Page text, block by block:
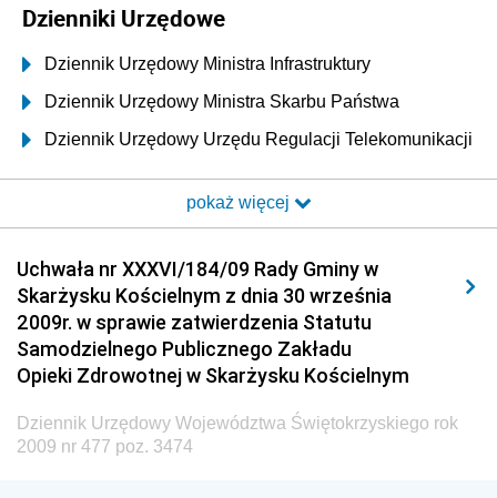
Dzienniki Urzędowe
Dziennik Urzędowy Ministra Infrastruktury
Dziennik Urzędowy Ministra Skarbu Państwa
Dziennik Urzędowy Urzędu Regulacji Telekomunikacji
Dziennik Urzędowy Ministra Transportu i Budownictwa
Elektronicznej
Dziennik Urzędowy Ministra Spraw Wewnętrznych i
Administracji
Dziennik Urzędowy Ministra Transportu
Dziennik Urzędowy Ministra Budownictwa
Dziennik Urzędowy Ministra Nauki i Szkolnictwa
pokaż więcej
Uchwała nr XXXVI/184/09 Rady Gminy w
Skarżysku Kościelnym z dnia 30 września
2009r. w sprawie zatwierdzenia Statutu
Samodzielnego Publicznego Zakładu
Opieki Zdrowotnej w Skarżysku Kościelnym
Dziennik Urzędowy Województwa Świętokrzyskiego rok
2009 nr 477 poz. 3474